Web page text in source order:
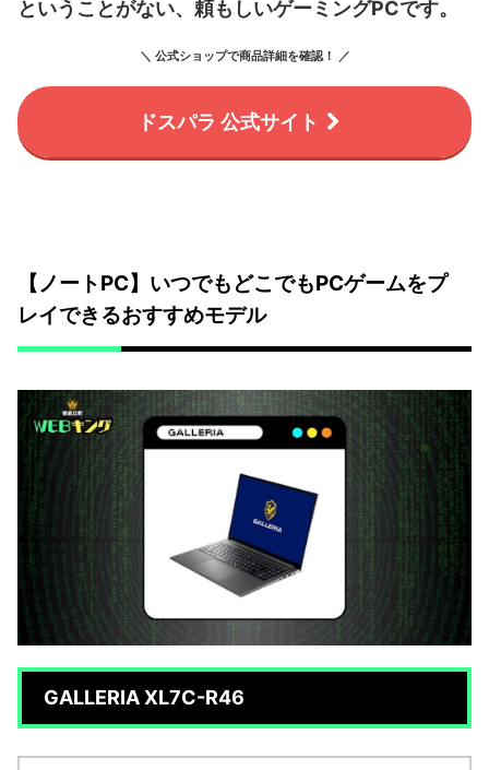
ということがない、頼もしいゲーミングPCです。
＼ 公式ショップで商品詳細を確認！ ／
ドスパラ 公式サイト
【ノートPC】いつでもどこでもPCゲームをプ
レイできるおすすめモデル
GALLERIA XL7C-R46